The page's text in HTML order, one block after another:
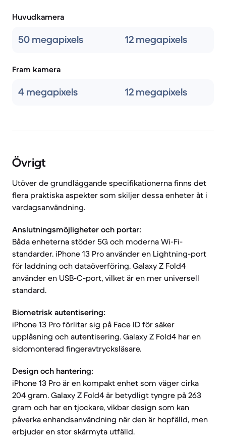
Huvudkamera
50 megapixels 12 megapixels
Fram kamera
4 megapixels 12 megapixels
Övrigt
Utöver de grundläggande specifikationerna finns det
flera praktiska aspekter som skiljer dessa enheter åt i
vardagsanvändning.
Anslutningsmöjligheter och portar:
Båda enheterna stöder 5G och moderna Wi-Fi-
standarder. iPhone 13 Pro använder en Lightning-port
för laddning och dataöverföring. Galaxy Z Fold4
använder en USB-C-port, vilket är en mer universell
standard.
Biometrisk autentisering:
iPhone 13 Pro förlitar sig på Face ID för säker
upplåsning och autentisering. Galaxy Z Fold4 har en
sidomonterad fingeravtrycksläsare.
Design och hantering:
iPhone 13 Pro är en kompakt enhet som väger cirka
204 gram. Galaxy Z Fold4 är betydligt tyngre på 263
gram och har en tjockare, vikbar design som kan
påverka enhandsanvändning när den är hopfälld, men
erbjuder en stor skärmyta utfälld.